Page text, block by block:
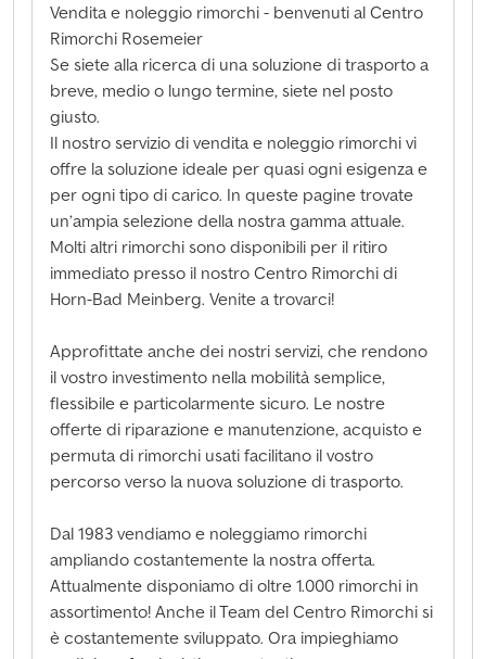
Vendita e noleggio rimorchi - benvenuti al Centro
Rimorchi Rosemeier
Se siete alla ricerca di una soluzione di trasporto a
breve, medio o lungo termine, siete nel posto
giusto.
Il nostro servizio di vendita e noleggio rimorchi vi
offre la soluzione ideale per quasi ogni esigenza e
per ogni tipo di carico. In queste pagine trovate
un’ampia selezione della nostra gamma attuale.
Molti altri rimorchi sono disponibili per il ritiro
immediato presso il nostro Centro Rimorchi di
Horn-Bad Meinberg. Venite a trovarci!
Approfittate anche dei nostri servizi, che rendono
il vostro investimento nella mobilità semplice,
flessibile e particolarmente sicuro. Le nostre
offerte di riparazione e manutenzione, acquisto e
permuta di rimorchi usati facilitano il vostro
percorso verso la nuova soluzione di trasporto.
Dal 1983 vendiamo e noleggiamo rimorchi
ampliando costantemente la nostra offerta.
Attualmente disponiamo di oltre 1.000 rimorchi in
assortimento! Anche il Team del Centro Rimorchi si
è costantemente sviluppato. Ora impieghiamo